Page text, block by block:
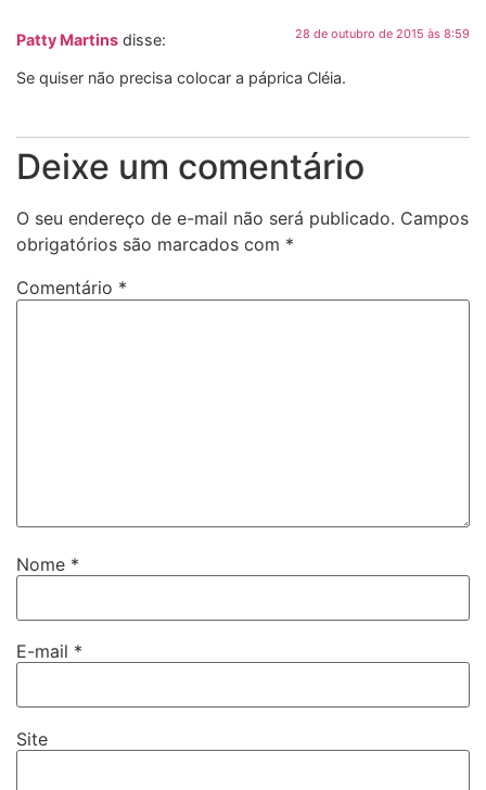
Patty Martins disse: 28 de outubro de 2015 às 8:59
Se quiser não precisa colocar a páprica Cléia.
Deixe um comentário
O seu endereço de e-mail não será publicado. Campos
obrigatórios são marcados com *
Comentário *
Nome *
E-mail *
Site